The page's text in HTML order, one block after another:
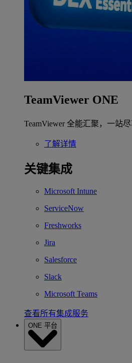
TeamViewer ONE
TeamViewer 全能汇聚，一站尽
了解详情
关键集成
Microsoft Intune
ServiceNow
Freshworks
Jira
Salesforce
Slack
Microsoft Teams
查看所有集成服务
ONE 平台